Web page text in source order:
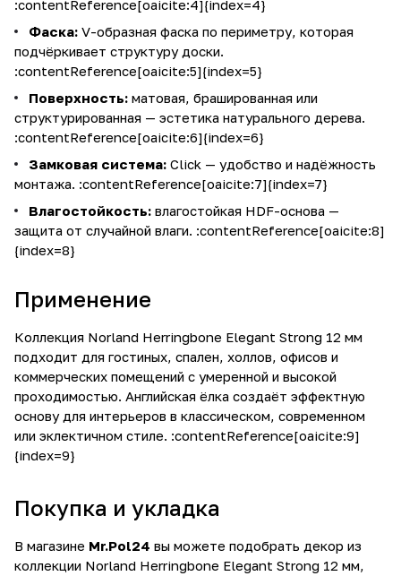
:contentReference[oaicite:4]{index=4}
Фаска: V-образная фаска по периметру, которая
подчёркивает структуру доски.
:contentReference[oaicite:5]{index=5}
Поверхность: матовая, брашированная или
структурированная — эстетика натурального дерева.
:contentReference[oaicite:6]{index=6}
Замковая система: Click — удобство и надёжность
монтажа. :contentReference[oaicite:7]{index=7}
Влагостойкость: влагостойкая HDF-основа —
защита от случайной влаги. :contentReference[oaicite:8]
{index=8}
Применение
Коллекция Norland Herringbone Elegant Strong 12 мм
подходит для гостиных, спален, холлов, офисов и
коммерческих помещений с умеренной и высокой
проходимостью. Английская ёлка создаёт эффектную
основу для интерьеров в классическом, современном
или эклектичном стиле. :contentReference[oaicite:9]
{index=9}
Покупка и укладка
В магазине Mr.Pol24 вы можете подобрать декор из
коллекции Norland Herringbone Elegant Strong 12 мм,